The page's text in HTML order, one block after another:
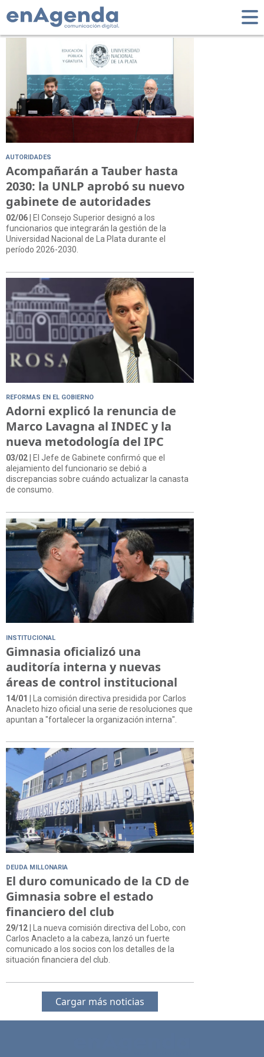
Tag: Transparencia
AUTORIDADES
Acompañarán a Tauber hasta
2030: la UNLP aprobó su nuevo
gabinete de autoridades
02/06 | El Consejo Superior designó a los
funcionarios que integrarán la gestión de la
Universidad Nacional de La Plata durante el
período 2026-2030.
REFORMAS EN EL GOBIERNO
Adorni explicó la renuncia de
Marco Lavagna al INDEC y la
nueva metodología del IPC
03/02 | El Jefe de Gabinete confirmó que el
alejamiento del funcionario se debió a
discrepancias sobre cuándo actualizar la canasta
de consumo.
INSTITUCIONAL
Gimnasia oficializó una
auditoría interna y nuevas
áreas de control institucional
14/01 | La comisión directiva presidida por Carlos
Anacleto hizo oficial una serie de resoluciones que
apuntan a "fortalecer la organización interna".
DEUDA MILLONARIA
El duro comunicado de la CD de
Gimnasia sobre el estado
financiero del club
29/12 | La nueva comisión directiva del Lobo, con
Carlos Anacleto a la cabeza, lanzó un fuerte
comunicado a los socios con los detalles de la
situación financiera del club.
Cargar más noticias